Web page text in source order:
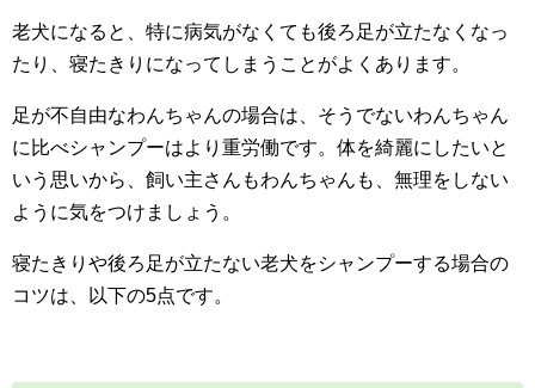
老犬になると、特に病気がなくても後ろ足が立たなくなっ
たり、寝たきりになってしまうことがよくあります。
足が不自由なわんちゃんの場合は、そうでないわんちゃん
に比べシャンプーはより重労働です。体を綺麗にしたいと
いう思いから、飼い主さんもわんちゃんも、無理をしない
ように気をつけましょう。
寝たきりや後ろ足が立たない老犬をシャンプーする場合の
コツは、以下の5点です。